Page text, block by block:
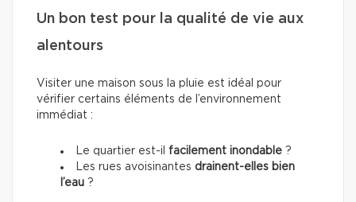
Un bon test pour la qualité de vie aux
alentours
Visiter une maison sous la pluie est idéal pour
vérifier certains éléments de l’environnement
immédiat :
Le quartier est-il facilement inondable ?
Les rues avoisinantes drainent-elles bien
l’eau ?